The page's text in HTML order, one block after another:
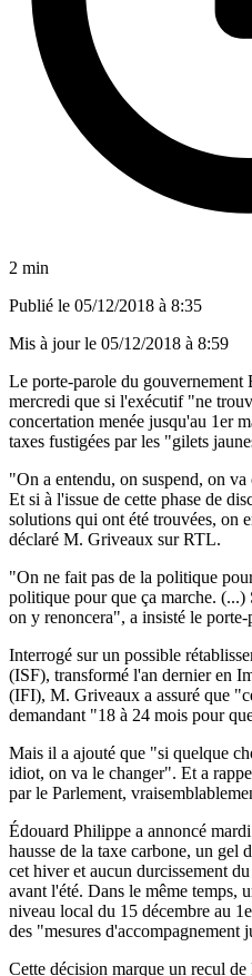
2 min
Publié le 05/12/2018 à 8:35
Mis à jour le 05/12/2018 à 8:59
Le porte-parole du
mercredi que si l'exécutif "ne
concertation menée jusqu'au 1er
taxes fustigées par les "gilets
"On a entendu, on suspend, on
Et si à l'issue de cette phase de
solutions qui ont été trouvées, on
déclaré M. Griveaux sur RTL.
"On ne fait pas de la politique
politique pour que ça marche.
on y renoncera", a insisté le
Interrogé sur un possible
(ISF), transformé l'an dernier en
(IFI), M. Griveaux a assuré que
demandant "18 à 24 mois pour
Mais il a ajouté que "si quelque
idiot, on va le changer". Et a
par le Parlement,
Édouard Philippe a annoncé
hausse de la taxe carbone, un gel
cet hiver et aucun durcissement
avant l'été. Dans le même temps,
niveau local du 15 décembre au
des "mesures d'accompagnement
Cette décision marque un recul